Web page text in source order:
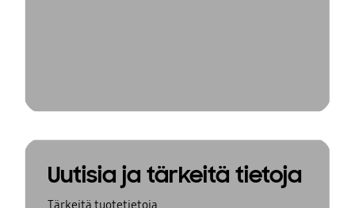
Uutisia ja tärkeitä tietoja
Tärkeitä tuotetietoja